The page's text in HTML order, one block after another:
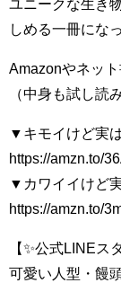
ユニークな生き
しめる一冊にな
Amazonやネッ
（中身も試し読
▼キモイけど実
https://amzn.to/
▼カワイイけど
https://amzn.to/
【✨公式LINEス
可愛い人型・饅